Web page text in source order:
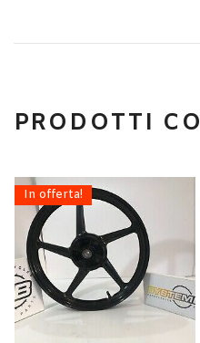
PRODOTTI
In offerta!